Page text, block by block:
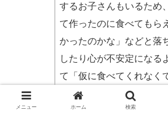
するお子さんもいるため
て作ったのに食べてもら
かったのかな」などと落
したり心が不安定になる
て「仮に食べてくれなく
もダメなら仕方ない」と
が良い気がします）
メニュー ホーム 検索